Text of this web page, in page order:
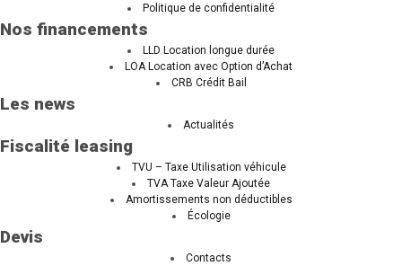
Politique de confidentialité
Nos financements
LLD Location longue durée
LOA Location avec Option d’Achat
CRB Crédit Bail
Les news
Actualités
Fiscalité leasing
TVU – Taxe Utilisation véhicule
TVA Taxe Valeur Ajoutée
Amortissements non déductibles
Écologie
Devis
Contacts